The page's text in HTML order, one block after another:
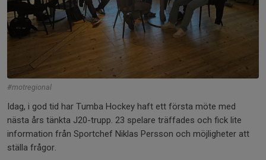
#motregional
Idag, i god tid har Tumba Hockey haft ett första möte med
nästa års tänkta J20-trupp. 23 spelare träffades och fick lite
information från Sportchef Niklas Persson och möjligheter att
ställa frågor.